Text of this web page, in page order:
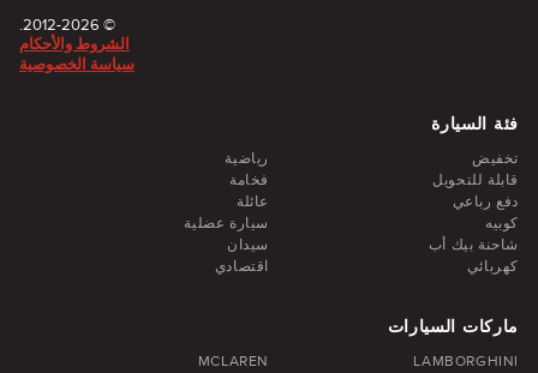
© 2012-2026.
الشروط والأحكام
سياسة الخصوصية
فئة السيارة
تخفيض
رياضية
قابلة للتحويل
فخامة
دفع رباعي
عائلة
كوبيه
سيارة عضلية
شاحنة بيك أب
سيدان
كهربائي
اقتصادي
ماركات السيارات
LAMBORGHINI
MCLAREN